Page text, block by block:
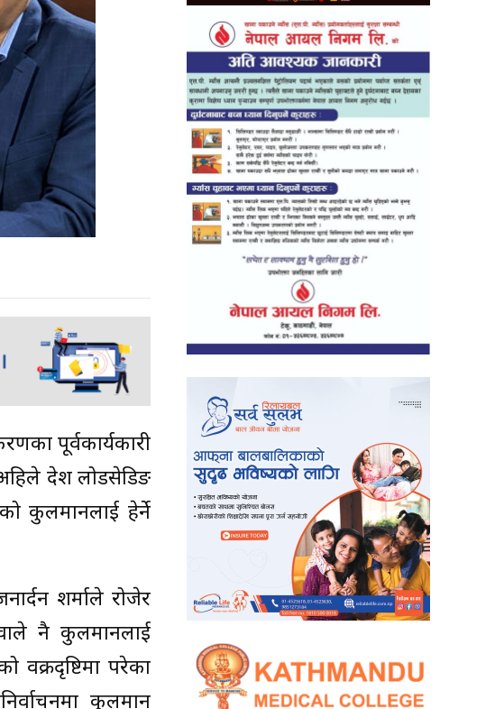
पूर्वकार्यकारी
देश लोडसेडिङ
कुलमानलाई हेर्ने
शर्माले रोजेर
नै कुलमानलाई
वक्रदृष्टिमा परेका
कुलमान